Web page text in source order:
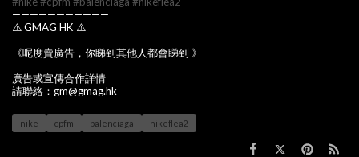
———————————
⚠️ GMAG HK ⚠️
《呢度賣廣告，你睇到其他人都會睇到 》
廣告或宣傳合作詳情
請聯絡：gm@gmag.hk
nike cpfm balenciaga nikeflea2